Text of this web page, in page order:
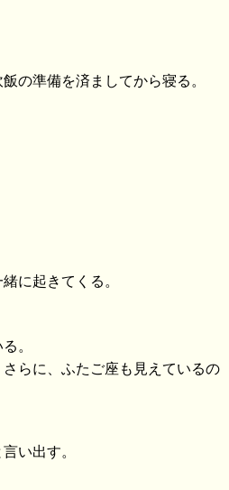
の準備を済ましてから寝る。
に起きてくる。
。
らに、ふたご座も見えているの
い出す。